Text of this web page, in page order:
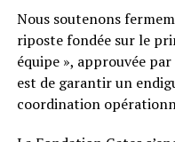
Nous soutenons
riposte fondée sur le
équipe », approuvée
est de garantir un
coordination